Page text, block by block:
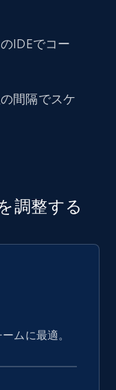
IDEでコー
間隔でスケ
調整する
ムに最適。